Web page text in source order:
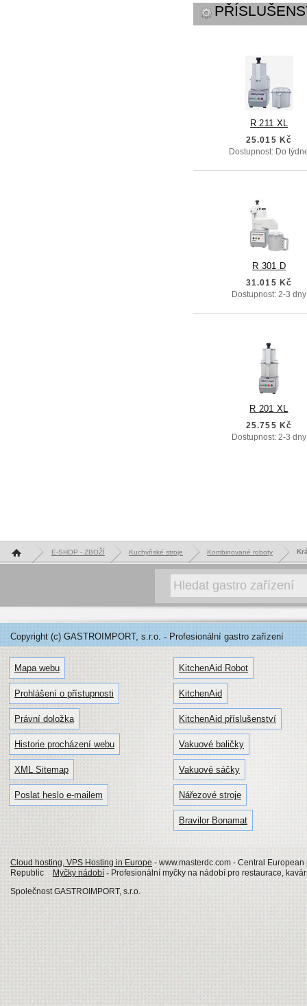
R 211 XL
25.015 Kč
Dostupnost: Do
R 301 D
31.015 Kč
Dostupnost: 2-3 dny
R 201 XL
25.755 Kč
Dostupnost: 2-3 dny
Hlavní stránka E-SHOP - ZBOŽÍ Kuchyňské stroje Kombinované roboty
Copyright (c) GASTROIMPORT, s.r.o. - Profesionální gastro zařízení
Mapa webu
Prohlášení o přístupnosti
Právní doložka
Historie procházení webu
XML Sitemap
Poslat heslo e-mailem
KitchenAid Robot
KitchenAid
KitchenAid příslušenství
Vakuové baličky
Vakuové sáčky
Nářezové stroje
Bravilor Bonamat
Cloud hosting, VPS Hosting in Europe - www.masterdc.com - Central
Republic
Myčky nádobí - Profesionální myčky na nádobí pro restaurace,
Společnost GASTROIMPORT, s.r.o.